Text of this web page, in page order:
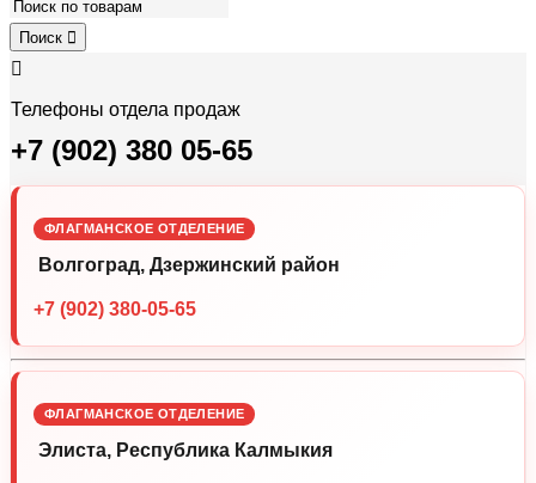
Поиск
Телефоны отдела продаж
+7 (902) 380 05-65
ФЛАГМАНСКОЕ ОТДЕЛЕНИЕ
Волгоград, Дзержинский район
+7 (902) 380-05-65
ФЛАГМАНСКОЕ ОТДЕЛЕНИЕ
Элиста, Республика Калмыкия